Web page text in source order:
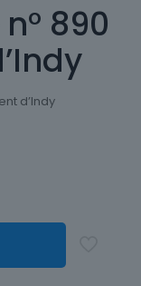
890
d’Indy